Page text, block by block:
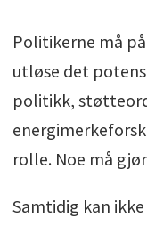
Politikerne må
utløse det
politikk,
rolle. Noe må
Samtidig kan